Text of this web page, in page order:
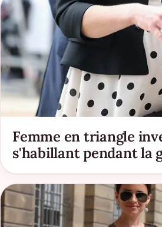
Femme en triangle
s'habillant pendant la